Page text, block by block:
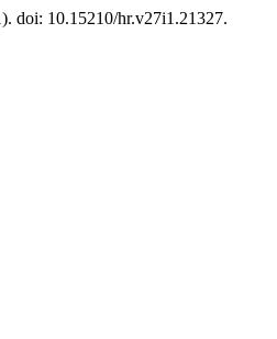
doi: 10.15210/hr.v27i1.21327.